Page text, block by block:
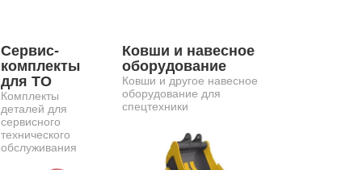
Сервис-
комплекты
для ТО
Комплекты
деталей для
сервисного
технического
обслуживания
Ковши и навесное
оборудование
Ковши и другое навесное
оборудование для
спецтехники